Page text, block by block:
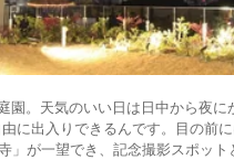
園。天気のいい日は日中から夜に
に出入りできるんです。目の前
」が一望でき、記念撮影スポット